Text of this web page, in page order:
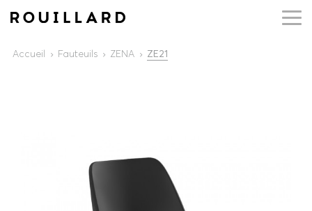
Accueil Fauteuils ZENA ZE21